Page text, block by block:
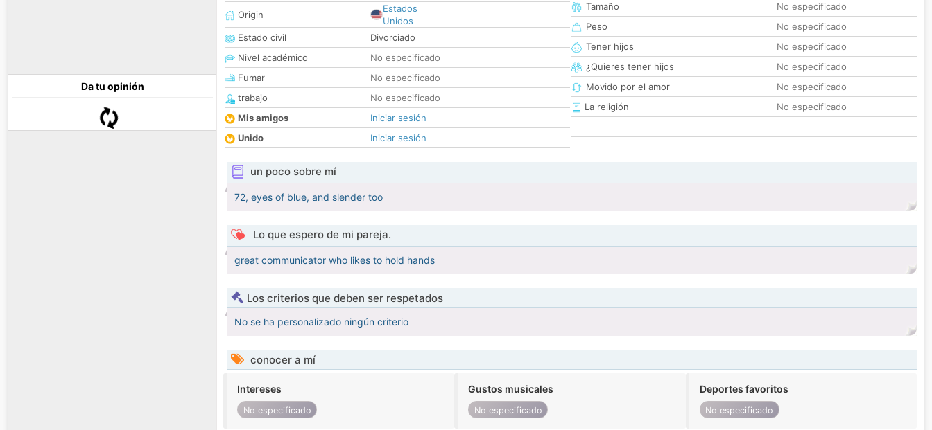
Da tu opinión
Origin
Estados
Unidos
Estado civil
Divorciado
Nivel académico
No especificado
Fumar
No especificado
trabajo
No especificado
Mis amigos
Iniciar sesión
Unido
Iniciar sesión
Tamaño
No especificado
Peso
No especificado
Tener hijos
No especificado
¿Quieres tener hijos
No especificado
Movido por el amor
No especificado
La religión
No especificado
un poco sobre mí
72, eyes of blue, and slender too
Lo que espero de mi pareja.
great communicator who likes to hold hands
Los criterios que deben ser respetados
No se ha personalizado ningún criterio
conocer a mí
Intereses
No especificado
Gustos musicales
No especificado
Deportes favoritos
No especificado